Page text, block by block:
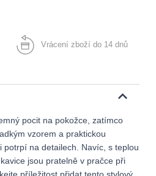
Vrácení zboží do 14 dnů
pocit na pokožce, zatímco
vzorem a praktickou
na detailech. Navíc, s teplou
jsou pratelně v pračce při